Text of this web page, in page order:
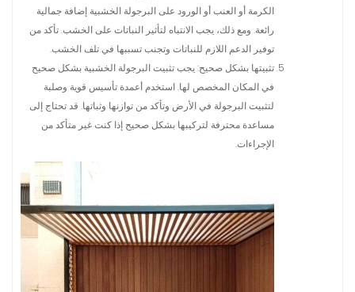
الكرمة أو العنب أو الورود على البرجولة الخشبية إضافة جمالية
رائعة. ومع ذلك، يجب الانتباه لتأثير النباتات على الخشب. تأكد من
توفير الدعم اللازم للنباتات وتجنب تسببها في تلف الخشب.
تثبيتها بشكل صحيح: يجب تثبيت البرجولة الخشبية بشكل صحيح
في المكان المخصص لها. استخدم أعمدة تأسيس قوية وصلبة
لتثبيت البرجولة في الأرض وتأكد من توازنها وثباتها. قد تحتاج إلى
مساعدة محترفة لتركيبها بشكل صحيح إذا كنت غير متأكد من
الإجراءات.